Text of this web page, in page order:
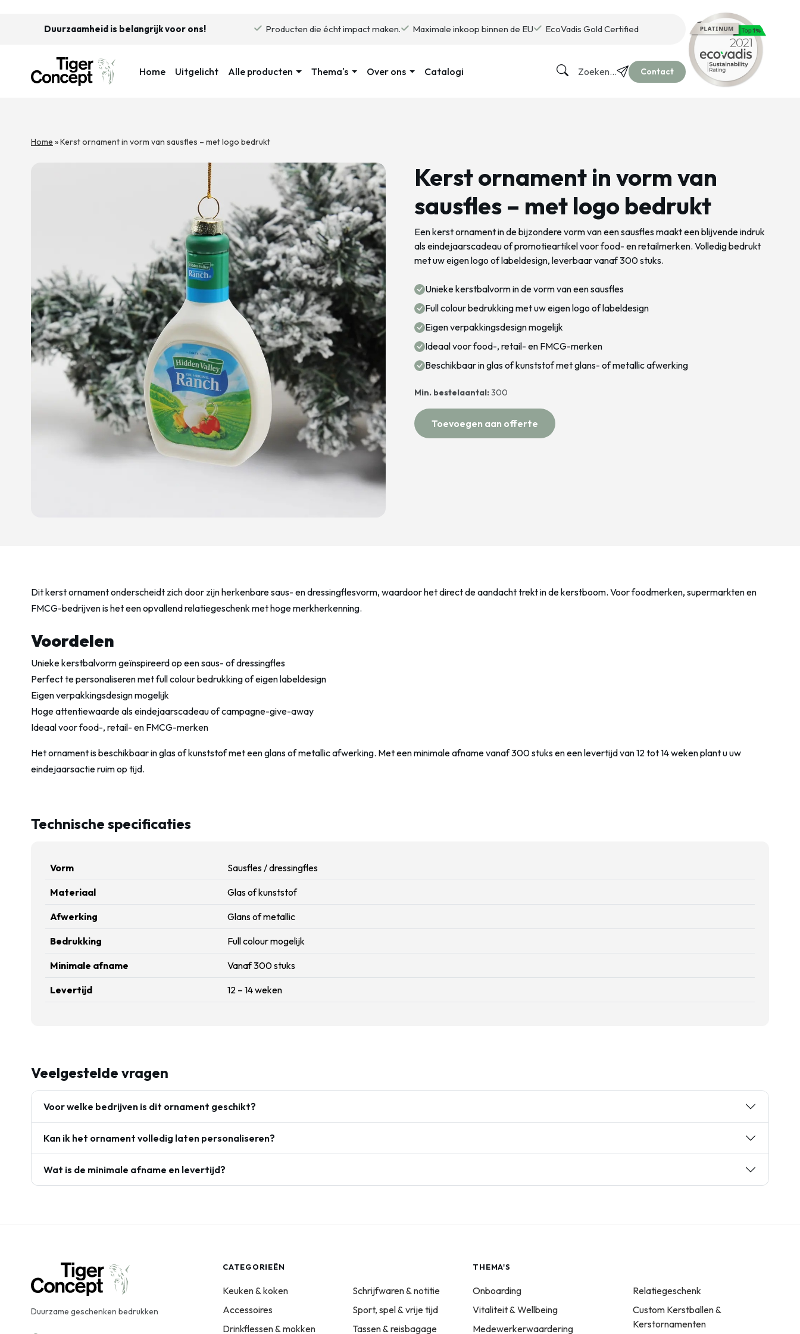
Duurzaamheid is belangrijk voor ons! Producten die écht impact maken. Maximale inkoop binnen de EU EcoVadis Gold Certified
Home Uitgelicht Alle producten Thema's Over ons Catalogi Zoeken... Contact
Home »Kerst ornament in vorm van sausfles – met logo bedrukt
Kerst ornament in vorm van
sausfles – met logo bedrukt
Een kerst ornament in de bijzondere vorm van een sausfles maakt een blijvende indruk
als eindejaarscadeau of promotieartikel voor food- en retailmerken. Volledig bedrukt
met uw eigen logo of labeldesign, leverbaar vanaf 300 stuks.
Unieke kerstbalvorm in de vorm van een sausfles
Full colour bedrukking met uw eigen logo of labeldesign
Eigen verpakkingsdesign mogelijk
Ideaal voor food-, retail- en FMCG-merken
Beschikbaar in glas of kunststof met glans- of metallic afwerking
Min. bestelaantal:300
Toevoegen aan offerte
Dit kerst ornament onderscheidt zich door zijn herkenbare saus- en dressingflesvorm, waardoor het direct de aandacht trekt in de kerstboom. Voor foodmerken, supermarkten en
FMCG-bedrijven is het een opvallend relatiegeschenk met hoge merkherkenning.
Voordelen
Unieke kerstbalvorm geïnspireerd op een saus- of dressingfles
Perfect te personaliseren met full colour bedrukking of eigen labeldesign
Eigen verpakkingsdesign mogelijk
Hoge attentiewaarde als eindejaarscadeau of campagne-give-away
Ideaal voor food-, retail- en FMCG-merken
Het ornament is beschikbaar in glas of kunststof met een glans of metallic afwerking. Met een minimale afname vanaf 300 stuks en een levertijd van 12 tot 14 weken plant u uw
eindejaarsactie ruim op tijd.
Technische specificaties
Vorm Sausfles / dressingfles
Materiaal Glas of kunststof
Afwerking Glans of metallic
Bedrukking Full colour mogelijk
Minimale afname Vanaf 300 stuks
Levertijd 12 – 14 weken
Veelgestelde vragen
Voor welke bedrijven is dit ornament geschikt?
Kan ik het ornament volledig laten personaliseren?
Wat is de minimale afname en levertijd?
Duurzame geschenken bedrukken
CATEGORIEËN
Keuken & koken
Accessoires
Drinkflessen & mokken
Schrijfwaren & notitie
Sport, spel & vrije tijd
Tassen & reisbagage
THEMA'S
Onboarding
Vitaliteit & Wellbeing
Medewerkerwaardering
Relatiegeschenk
Custom Kerstballen &
Kerstornamenten